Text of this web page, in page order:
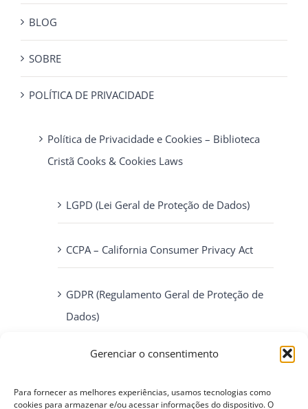
Gerenciar o consentimento
Para fornecer as melhores experiências, usamos tecnologias como
cookies para armazenar e/ou acessar informações do dispositivo. O
BLOG
SOBRE
POLÍTICA DE PRIVACIDADE
Política de Privacidade e Cookies – Biblioteca
Cristã Cooks & Cookies Laws
LGPD (Lei Geral de Proteção de Dados)
CCPA – California Consumer Privacy Act
GDPR (Regulamento Geral de Proteção de
Dados)
ePrivacy Directive (Diretiva ePrivacidade)
PIPEDA (Personal Information Protection